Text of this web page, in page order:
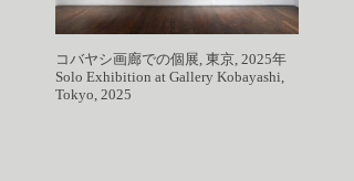
コバヤシ画廊での個展, 東京, 2025年
Solo Exhibition at Gallery Kobayashi,
Tokyo, 2025